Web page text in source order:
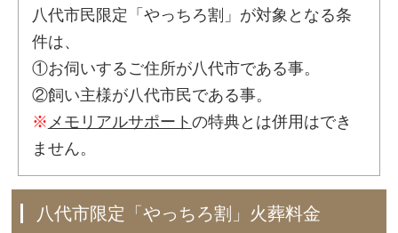
八代市民限定「やっちろ割」が対象となる条
件は、
①お伺いするご住所が八代市である事。
②飼い主様が八代市民である事。
※ メモリアルサポート の特典とは併用はでき
ません。
八代市限定「やっちろ割」火葬料金